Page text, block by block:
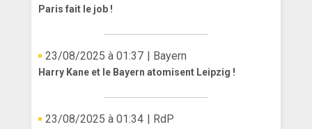
Paris fait le job !
23/08/2025 à 01:37 | Bayern
Harry Kane et le Bayern atomisent Leipzig !
23/08/2025 à 01:34 | RdP